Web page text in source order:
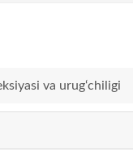
va urug‘chiligi